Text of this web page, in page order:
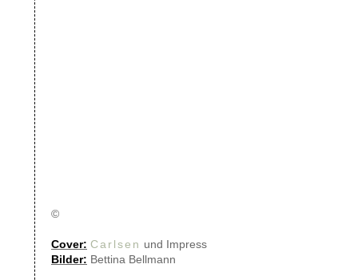
©
Cover: Carlsen und Impress
Bilder: Bettina Bellmann